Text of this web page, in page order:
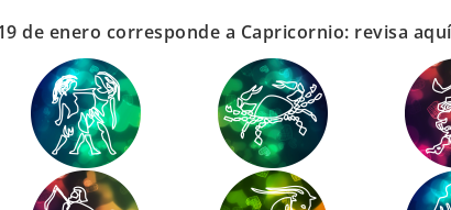
de enero corresponde a Capricornio: revisa